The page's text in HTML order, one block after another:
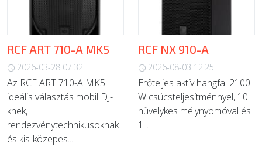
RCF ART 710-A MK5
2026-03-28 07:32
Az RCF ART 710-A MK5
ideális választás mobil DJ-
knek,
rendezvénytechnikusoknak
és kis-közepes...
RCF NX 910-A
2026-08-03 12:25
Erőteljes aktív hangfal 2100
W csúcsteljesítménnyel, 10
hüvelykes mélynyomóval és
1...